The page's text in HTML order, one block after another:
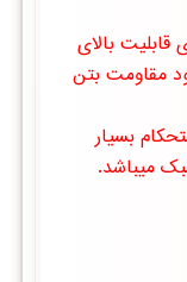
قابلیت بالای
مقاومت بتن
بسیار
میباشد.